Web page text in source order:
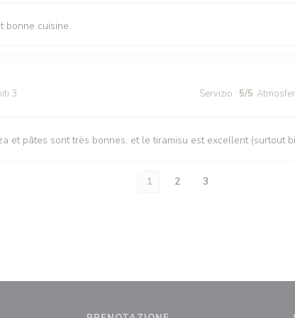
bonne cuisine
3 Servizio : 5/5
et pâtes sont très bonnes, et le tiramisu est excellent (surtout
1 2 3